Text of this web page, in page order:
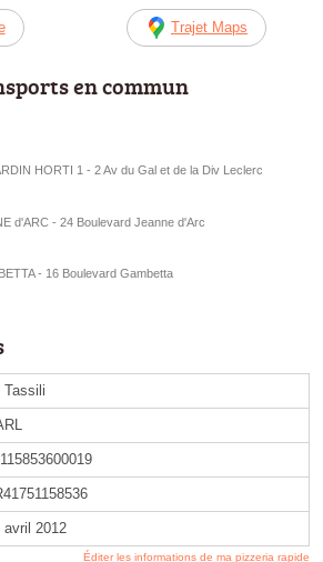
Trajet Maps
en commun
HORTI 1 - 2 Av du Gal et de la Div Leclerc
d'ARC - 24 Boulevard Jeanne d'Arc
- 16 Boulevard Gambetta
Tassili
avril 2012
Éditer les informations de ma pizzeria rapide